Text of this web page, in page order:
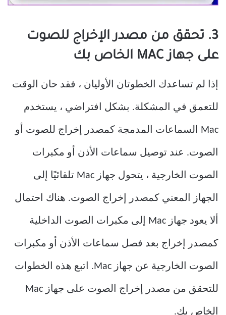
3. تحقق من مصدر الإخراج للصوت
على جهاز MAC الخاص بك
إذا لم تساعدك الخطوتان الأوليان ، فقد حان الوقت
للتعمق في المشكلة. بشكل افتراضي ، يستخدم
Mac السماعات المدمجة كمصدر إخراج للصوت أو
الصوت. عند توصيل سماعات الأذن أو مكبرات
الصوت الخارجية ، يتحول جهاز Mac تلقائيًا إلى
الجهاز المعني كمصدر إخراج الصوت. هناك احتمال
ألا يعود جهاز Mac إلى مكبرات الصوت الداخلية
كمصدر إخراج بعد فصل سماعات الأذن أو مكبرات
الصوت الخارجية عن جهاز Mac. اتبع هذه الخطوات
للتحقق من مصدر إخراج الصوت على جهاز Mac
الخاص بك.